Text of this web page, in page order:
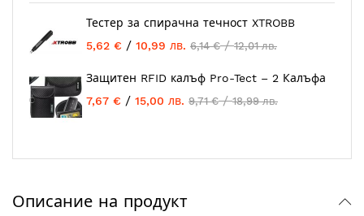
Тестер за спирачна течност XTROBB
5,62 € / 10,99 лв. 6,14 €/12,01 лв.
Защитен RFID калъф Pro-Tect – 2 Калъфа
7,67 € / 15,00 лв. 9,71 €/18,99 лв.
Описание на продукт